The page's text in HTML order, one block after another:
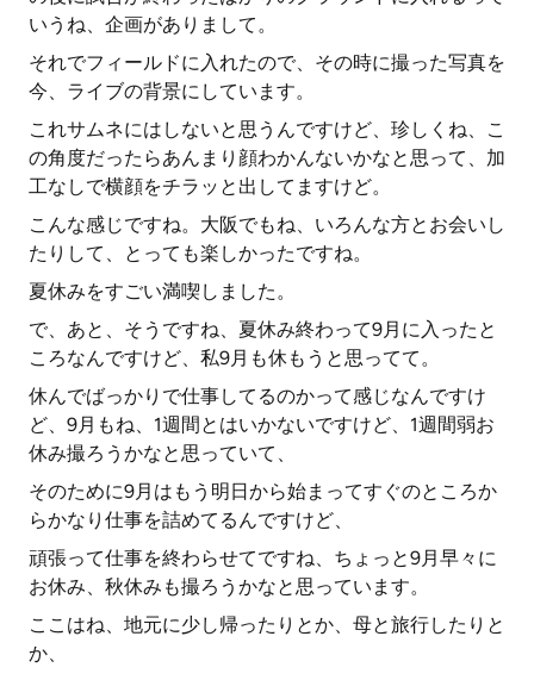
いうね、企画がありまして。
それでフィールドに入れたので、その時に撮った写真を
今、ライブの背景にしています。
これサムネにはしないと思うんですけど、珍しくね、こ
の角度だったらあんまり顔わかんないかなと思って、加
工なしで横顔をチラッと出してますけど。
こんな感じですね。大阪でもね、いろんな方とお会いし
たりして、とっても楽しかったですね。
夏休みをすごい満喫しました。
で、あと、そうですね、夏休み終わって9月に入ったと
ころなんですけど、私9月も休もうと思ってて。
休んでばっかりで仕事してるのかって感じなんですけ
ど、9月もね、1週間とはいかないですけど、1週間弱お
休み撮ろうかなと思っていて、
そのために9月はもう明日から始まってすぐのところか
らかなり仕事を詰めてるんですけど、
頑張って仕事を終わらせてですね、ちょっと9月早々に
お休み、秋休みも撮ろうかなと思っています。
ここはね、地元に少し帰ったりとか、母と旅行したりと
か、